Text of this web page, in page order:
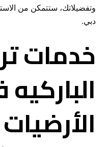
وتفضيلاتك، ستتمكن من
دبي.
خدمات